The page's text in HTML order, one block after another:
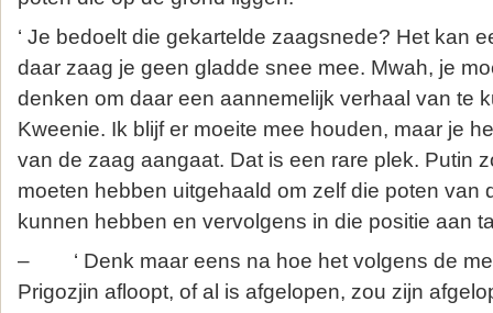
‘ Je bedoelt die gekartelde zaagsnede? Het kan
daar zaag je geen gladde snee mee. Mwah, je
denken om daar een aannemelijk verhaal van te
Kweenie. Ik blijf er moeite mee houden, maar je
van de zaag aangaat. Dat is een rare plek. Putin
moeten hebben uitgehaald om zelf die poten van
kunnen hebben en vervolgens in die positie aan
– ‘ Denk maar eens na hoe het volgens de
Prigozjin afloopt, of al is afgelopen, zou zijn